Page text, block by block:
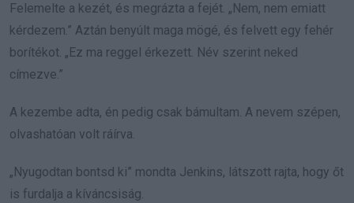
Felemelte a kezét, és megrázta a fejét. „Nem, nem emiatt
kérdezem.” Aztán benyúlt maga mögé, és felvett egy fehér
borítékot. „Ez ma reggel érkezett. Név szerint neked
címezve.”
A kezembe adta, én pedig csak bámultam. A nevem szépen,
olvashatóan volt ráírva.
„Nyugodtan bontsd ki” mondta Jenkins, látszott rajta, hogy őt
is furdalja a kíváncsiság.